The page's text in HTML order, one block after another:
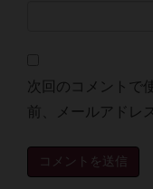
次回のコメントで
前、メールアドレ